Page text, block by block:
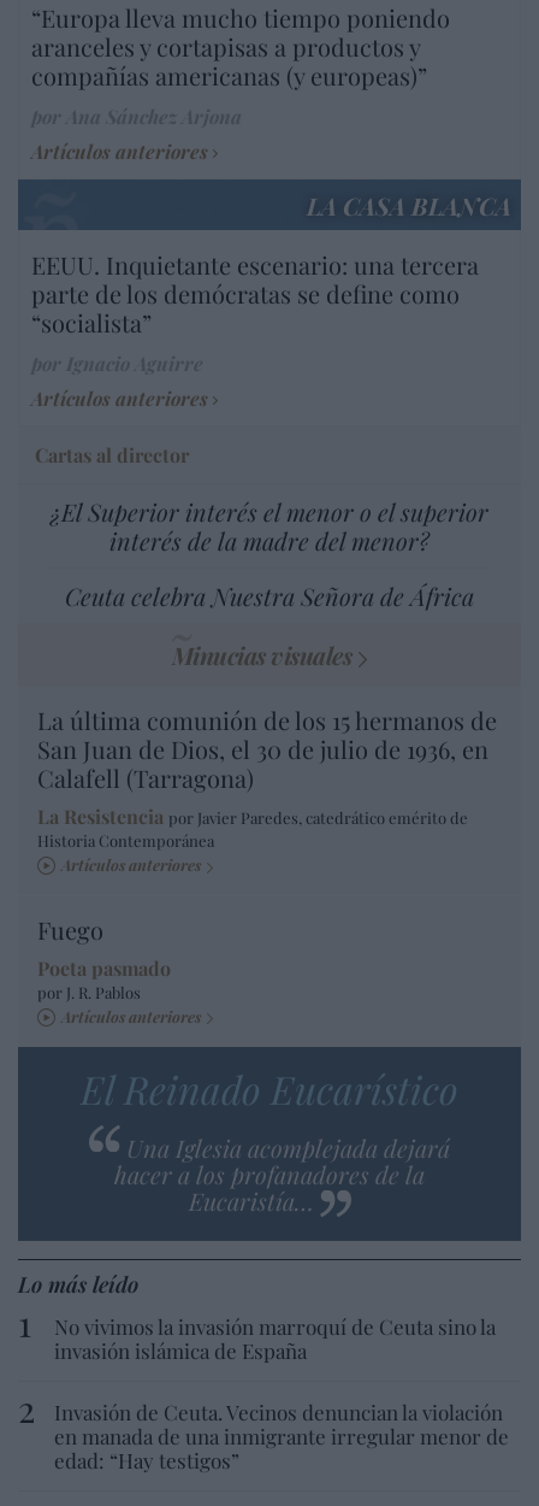
“Europa lleva mucho tiempo poniendo
aranceles y cortapisas a productos y
compañías americanas (y europeas)”
Artículos anteriores
LA CASA BLANCA
EEUU. Inquietante escenario: una tercera
parte de los demócratas se define como
“socialista”
Artículos anteriores
Cartas al director
¿El Superior interés el menor o el superior
interés de la madre del menor?
Ceuta celebra Nuestra Señora de África
Minucias visuales
La última comunión de los 15 hermanos de
San Juan de Dios, el 30 de julio de 1936, en
Calafell (Tarragona)
La Resistencia por Javier Paredes, catedrático emérito de
Historia Contemporánea
Artículos anteriores
Fuego
Poeta pasmado
por J. R. Pablos
Artículos anteriores
El Reinado Eucarístico
Una Iglesia acomplejada dejará
hacer a los profanadores de la
Eucaristía…
Lo más leído
No vivimos la invasión marroquí de Ceuta sino la
invasión islámica de España
Invasión de Ceuta. Vecinos denuncian la violación
en manada de una inmigrante irregular menor de
edad: “Hay testigos”